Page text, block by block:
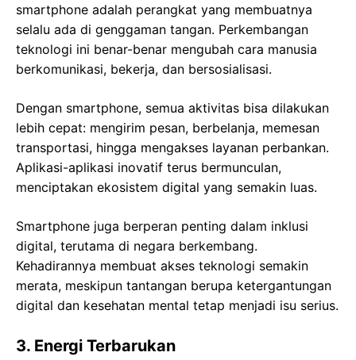
smartphone adalah perangkat yang membuatnya
selalu ada di genggaman tangan. Perkembangan
teknologi ini benar-benar mengubah cara manusia
berkomunikasi, bekerja, dan bersosialisasi.
Dengan smartphone, semua aktivitas bisa dilakukan
lebih cepat: mengirim pesan, berbelanja, memesan
transportasi, hingga mengakses layanan perbankan.
Aplikasi-aplikasi inovatif terus bermunculan,
menciptakan ekosistem digital yang semakin luas.
Smartphone juga berperan penting dalam inklusi
digital, terutama di negara berkembang.
Kehadirannya membuat akses teknologi semakin
merata, meskipun tantangan berupa ketergantungan
digital dan kesehatan mental tetap menjadi isu serius.
3. Energi Terbarukan